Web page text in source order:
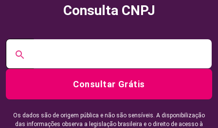
Consulta CNPJ
Consultar Grátis
Os dados são de origem pública e não são sensíveis. A disponibilização
das informações observa a legislação brasileira e o direito de acesso à